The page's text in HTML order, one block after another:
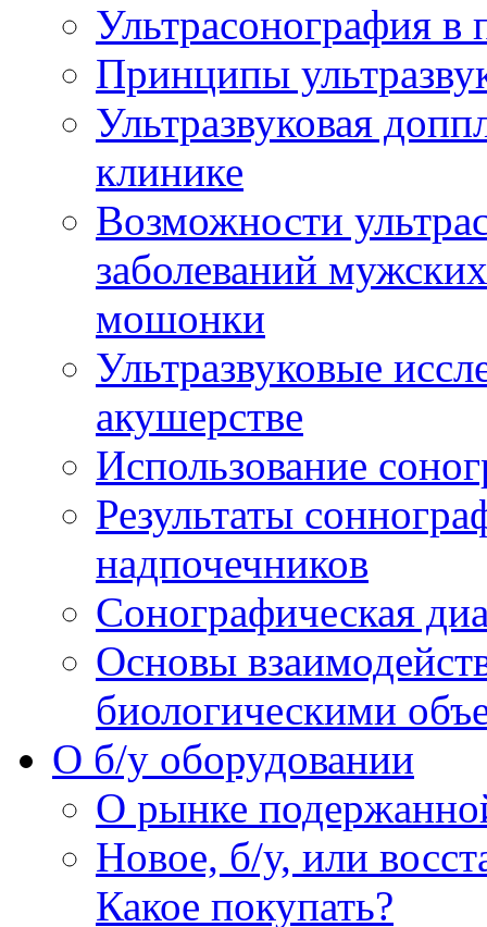
Ультрасонография в
Принципы
Ультразвуковая
клинике
Возможности
заболеваний
мошонки
Ультразвуковые
акушерстве
Использование
Результаты
надпочечников
Сонографическая
Основы
биологическими
O б/у оборудовании
О рынке
Новое, б/у, или
Какое покупать?